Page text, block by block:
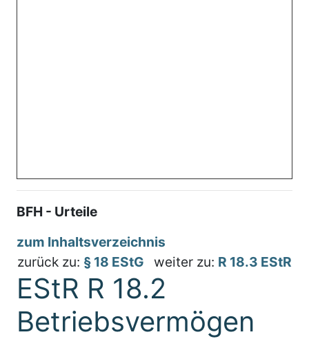
BFH - Urteile
zum Inhaltsverzeichnis
zurück zu: § 18 EStG weiter zu: R 18.3 EStR
EStR R 18.2
Betriebsvermögen